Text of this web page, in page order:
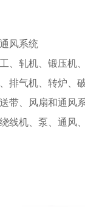
风系统
、轧机、锻压机
排气机、转炉、
带、风扇和通风
线机、泵、通风